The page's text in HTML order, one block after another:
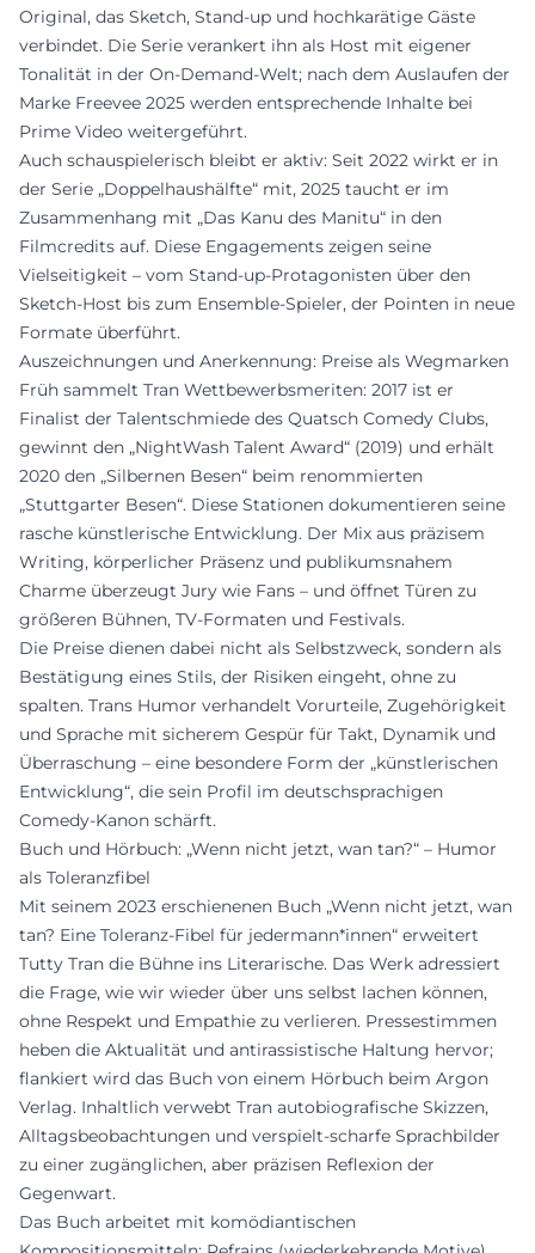
Original, das Sketch, Stand-up und hochkarätige Gäste
verbindet. Die Serie verankert ihn als Host mit eigener
Tonalität in der On-Demand-Welt; nach dem Auslaufen der
Marke Freevee 2025 werden entsprechende Inhalte bei
Prime Video weitergeführt.
Auch schauspielerisch bleibt er aktiv: Seit 2022 wirkt er in
der Serie „Doppelhaushälfte“ mit, 2025 taucht er im
Zusammenhang mit „Das Kanu des Manitu“ in den
Filmcredits auf. Diese Engagements zeigen seine
Vielseitigkeit – vom Stand-up-Protagonisten über den
Sketch-Host bis zum Ensemble-Spieler, der Pointen in neue
Formate überführt.
Auszeichnungen und Anerkennung: Preise als Wegmarken
Früh sammelt Tran Wettbewerbsmeriten: 2017 ist er
Finalist der Talentschmiede des Quatsch Comedy Clubs,
gewinnt den „NightWash Talent Award“ (2019) und erhält
2020 den „Silbernen Besen“ beim renommierten
„Stuttgarter Besen“. Diese Stationen dokumentieren seine
rasche künstlerische Entwicklung. Der Mix aus präzisem
Writing, körperlicher Präsenz und publikumsnahem
Charme überzeugt Jury wie Fans – und öffnet Türen zu
größeren Bühnen, TV-Formaten und Festivals.
Die Preise dienen dabei nicht als Selbstzweck, sondern als
Bestätigung eines Stils, der Risiken eingeht, ohne zu
spalten. Trans Humor verhandelt Vorurteile, Zugehörigkeit
und Sprache mit sicherem Gespür für Takt, Dynamik und
Überraschung – eine besondere Form der „künstlerischen
Entwicklung“, die sein Profil im deutschsprachigen
Comedy-Kanon schärft.
Buch und Hörbuch: „Wenn nicht jetzt, wan tan?“ – Humor
als Toleranzfibel
Mit seinem 2023 erschienenen Buch „Wenn nicht jetzt, wan
tan? Eine Toleranz-Fibel für jedermann*innen“ erweitert
Tutty Tran die Bühne ins Literarische. Das Werk adressiert
die Frage, wie wir wieder über uns selbst lachen können,
ohne Respekt und Empathie zu verlieren. Pressestimmen
heben die Aktualität und antirassistische Haltung hervor;
flankiert wird das Buch von einem Hörbuch beim Argon
Verlag. Inhaltlich verwebt Tran autobiografische Skizzen,
Alltagsbeobachtungen und verspielt-scharfe Sprachbilder
zu einer zugänglichen, aber präzisen Reflexion der
Gegenwart.
Das Buch arbeitet mit komödiantischen